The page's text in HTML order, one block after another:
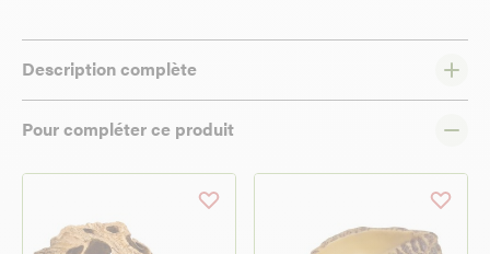
Description complète
Pour compléter ce produit